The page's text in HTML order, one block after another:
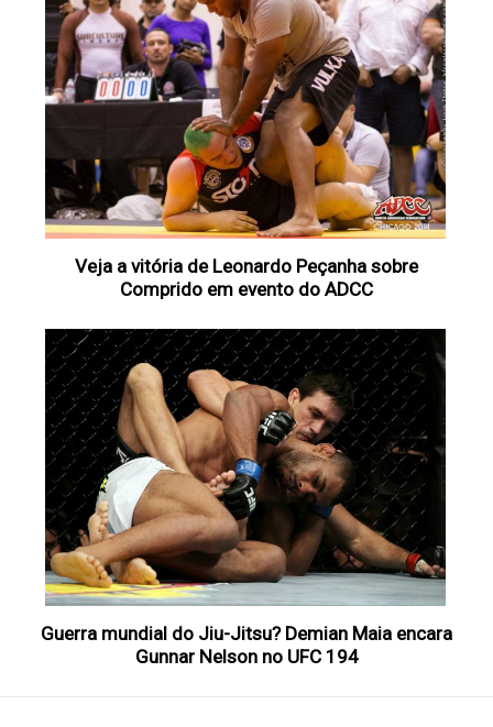
Veja a vitória de Leonardo Peçanha sobre
Comprido em evento do ADCC
Guerra mundial do Jiu-Jitsu? Demian Maia encara
Gunnar Nelson no UFC 194